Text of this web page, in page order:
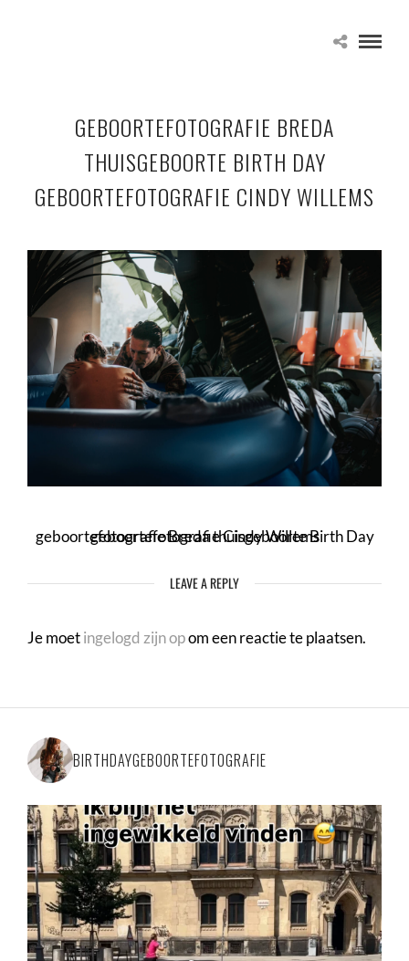
GEBOORTEFOTOGRAFIE BREDA
THUISGEBOORTE BIRTH DAY
GEBOORTEFOTOGRAFIE CINDY WILLEMS
geboortefotografie Breda thuisgeboorte Birth Day geboortefotografie Cindy Willems
LEAVE A REPLY
Je moetingelogd zijn opom een reactie te plaatsen.
BIRTHDAYGEBOORTEFOTOGRAFIE